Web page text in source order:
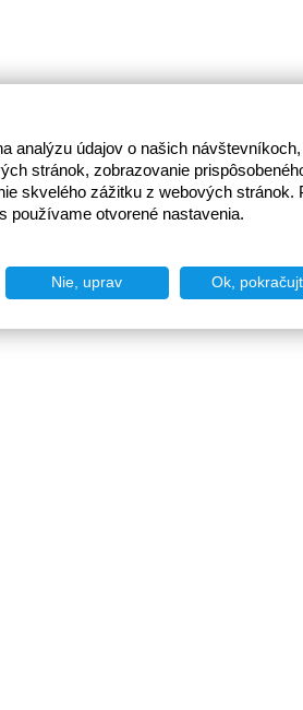
analýzu údajov o našich
stránok, zobrazovanie
skvelého zážitku z webových stránok.
používame otvorené nastavenia.
Nie, uprav Ok,